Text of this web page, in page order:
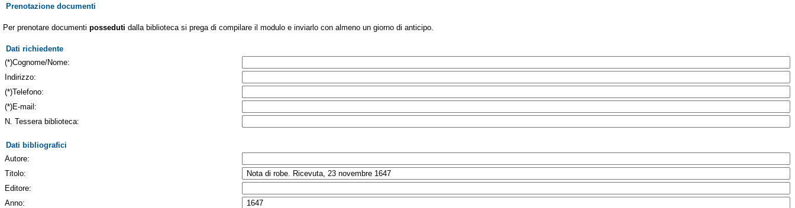
Prenotazione documenti
Per prenotare documenti posseduti dalla biblioteca si prega di compilare il modulo e inviarlo con almeno un giorno di anticipo.
Dati richiedente
(*)Cognome/Nome:
Indirizzo:
(*)Telefono:
(*)E-mail:
N. Tessera biblioteca:
Dati bibliografici
Autore:
Titolo:
Editore:
Anno: